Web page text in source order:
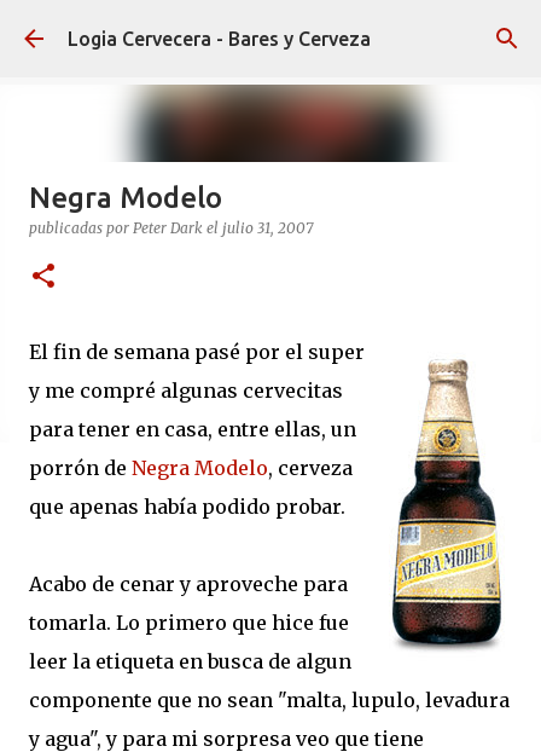
Ir al contenido principal
Logia Cervecera - Bares y Cerveza
Negra Modelo
publicadas por Peter Dark el julio 31, 2007
El fin de semana pasé por el super
y me compré algunas cervecitas
para tener en casa, entre ellas, un
porrón de Negra Modelo, cerveza
que apenas había podido probar.
Acabo de cenar y aproveche para
tomarla. Lo primero que hice fue
leer la etiqueta en busca de algun
componente que no sean "malta, lupulo, levadura
y agua", y para mi sorpresa veo que tiene